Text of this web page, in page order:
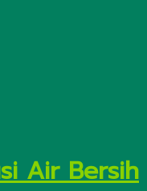
Air Bersih